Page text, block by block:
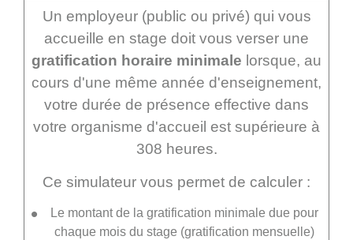
Un employeur (public ou privé) qui vous
accueille en stage doit vous verser une
gratification horaire minimale lorsque, au
cours d'une même année d'enseignement,
votre durée de présence effective dans
votre organisme d'accueil est supérieure à
308 heures.
Ce simulateur vous permet de calculer :
Le montant de la gratification minimale due pour
chaque mois du stage (gratification mensuelle)